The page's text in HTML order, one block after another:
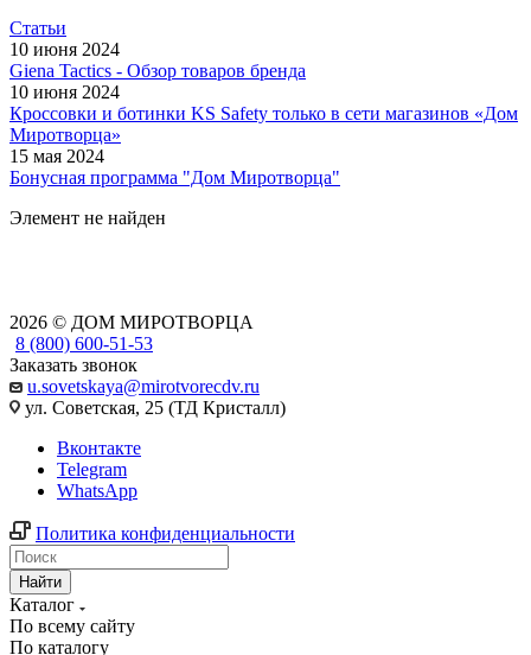
Статьи
10 июня 2024
Giena Tactics - Обзор товаров бренда
10 июня 2024
Кроссовки и ботинки KS Safety только в сети магазинов «Дом
Миротворца»
15 мая 2024
Бонусная программа "Дом Миротворца"
Элемент не найден
2026 © ДОМ МИРОТВОРЦА
8 (800) 600-51-53
Заказать звонок
u.sovetskaya@mirotvorecdv.ru
ул. Советская, 25 (ТД Кристалл)
Вконтакте
Telegram
WhatsApp
Политика конфиденциальности
Найти
Каталог
По всему сайту
По каталогу